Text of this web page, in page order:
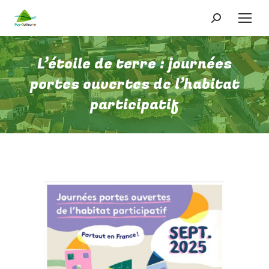
Recherche
:
L’étoile de terre : journées
portes ouvertes de l’habitat
participatif